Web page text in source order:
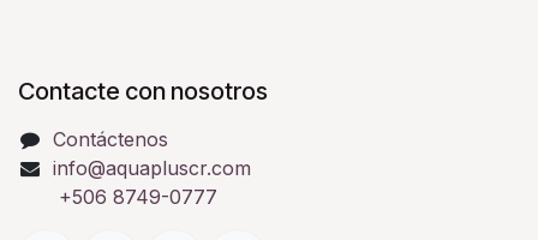
Contacte con nosotros
Contáctenos
info@aquapluscr.com
+506 8749-0777